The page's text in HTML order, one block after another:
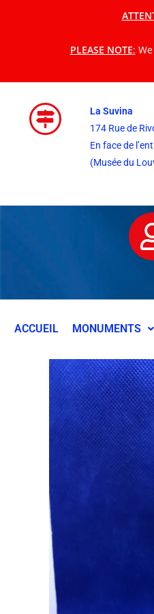
PLEASE NOTE:
La Suvina
174 Rue de
En face de
(Musée du
ACCUEIL MONUMENTS